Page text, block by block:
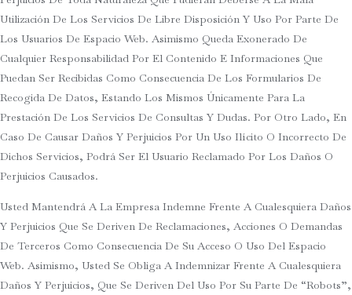
Utilización De Los Servicios De Libre Disposición Y Uso Por Parte De
Los Usuarios De Espacio Web. Asimismo Queda Exonerado De
Cualquier Responsabilidad Por El Contenido E Informaciones Que
Puedan Ser Recibidas Como Consecuencia De Los Formularios De
Recogida De Datos, Estando Los Mismos Únicamente Para La
Prestación De Los Servicios De Consultas Y Dudas. Por Otro Lado, En
Caso De Causar Daños Y Perjuicios Por Un Uso Ilícito O Incorrecto De
Dichos Servicios, Podrá Ser El Usuario Reclamado Por Los Daños O
Perjuicios Causados.
Usted Mantendrá A La Empresa Indemne Frente A Cualesquiera Daños
Y Perjuicios Que Se Deriven De Reclamaciones, Acciones O Demandas
De Terceros Como Consecuencia De Su Acceso O Uso Del Espacio
Web. Asimismo, Usted Se Obliga A Indemnizar Frente A Cualesquiera
Daños Y Perjuicios, Que Se Deriven Del Uso Por Su Parte De “robots”,